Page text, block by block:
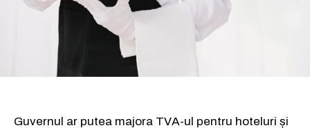
Guvernul ar putea majora TVA-ul pentru hoteluri și